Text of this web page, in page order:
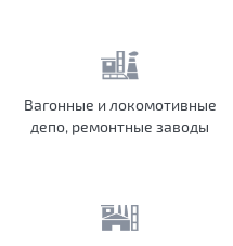
Вагонные и локомотивные
депо, ремонтные заводы